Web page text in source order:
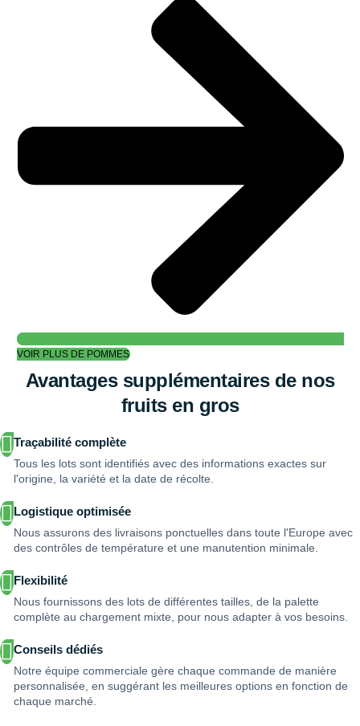
VOIR PLUS DE POMMES
Avantages supplémentaires de nos
fruits en gros
Traçabilité complète
Tous les lots sont identifiés avec des informations exactes sur
l'origine, la variété et la date de récolte.
Logistique optimisée
Nous assurons des livraisons ponctuelles dans toute l'Europe avec
des contrôles de température et une manutention minimale.
Flexibilité
Nous fournissons des lots de différentes tailles, de la palette
complète au chargement mixte, pour nous adapter à vos besoins.
Conseils dédiés
Notre équipe commerciale gère chaque commande de manière
personnalisée, en suggérant les meilleures options en fonction de
chaque marché.